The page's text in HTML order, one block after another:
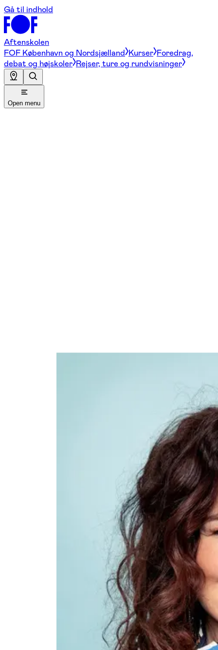
Gå til indhold
Aftenskolen
FOF København og Nordsjælland Kurser Foredrag,
debat og højskoler Rejser, ture og rundvisninger
Open menu